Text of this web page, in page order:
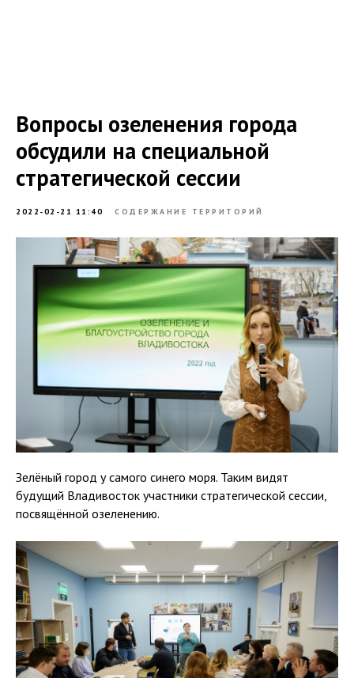
Вопросы озеленения города
обсудили на специальной
стратегической сессии
2022-02-21 11:40 СОДЕРЖАНИЕ ТЕРРИТОРИЙ
Зелёный город у самого синего моря. Таким видят
будущий Владивосток участники стратегической сессии,
посвящённой озеленению.